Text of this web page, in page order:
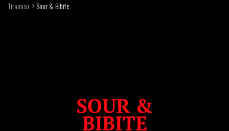
Tiramisú Sour & Bibite